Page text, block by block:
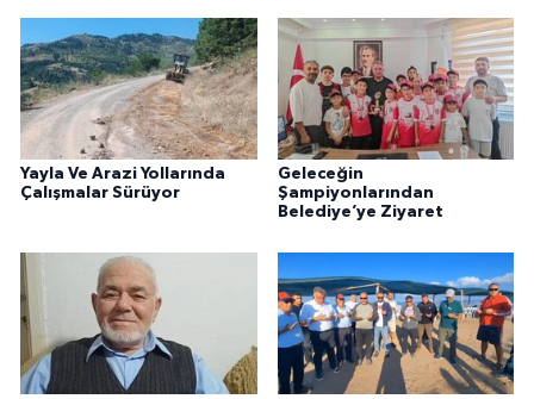
Yayla Ve Arazi Yollarında
Çalışmalar Sürüyor
Geleceğin
Şampiyonlarından
Belediye’ye Ziyaret